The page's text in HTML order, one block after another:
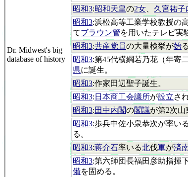
Dr. Midwest's big
database of history
昭和3:昭和天皇の2女 久宮祐子
昭和3:浜松高等工業学校教授の
てブラウン管を用いたテレビ実
昭和3:共産党員の大量検挙が始
昭和3:第45代横綱若乃花（年寄
県に誕生。
昭和3:作家田辺聖子誕生。
昭和3: 日本商工会議所が設立さ
昭和3:田中内閣の閣議が第2次山
昭和3:歩兵中佐小泉恭次が率い
る。
昭和3:蒋介石率いる北伐軍が済
昭和3:第六師団長福田彦助指揮
備を固める。